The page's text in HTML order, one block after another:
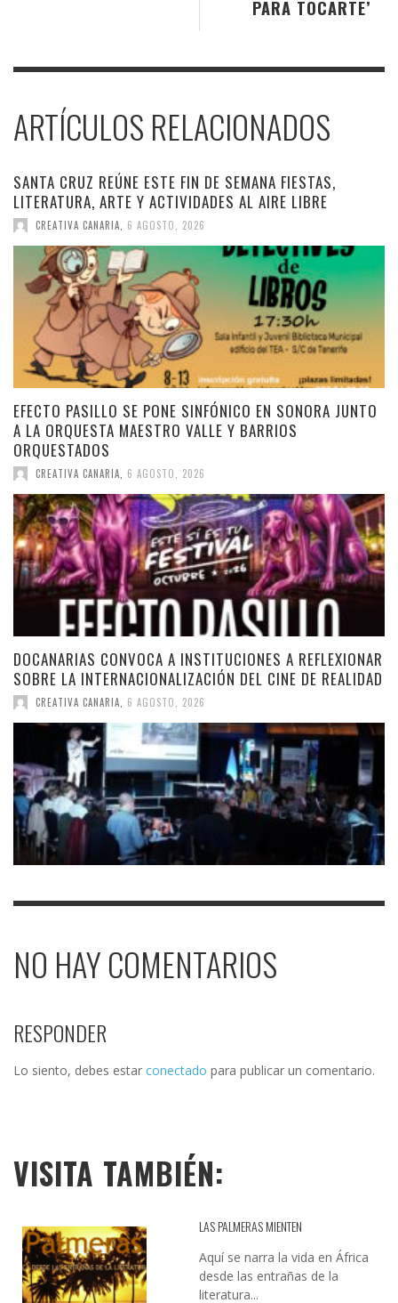
PARA TOCARTE’
ARTÍCULOS RELACIONADOS
SANTA CRUZ REÚNE ESTE FIN DE SEMANA FIESTAS,
LITERATURA, ARTE Y ACTIVIDADES AL AIRE LIBRE
CREATIVA CANARIA 6 AGOSTO, 2026
EFECTO PASILLO SE PONE SINFÓNICO EN SONORA JUNTO
A LA ORQUESTA MAESTRO VALLE Y BARRIOS
ORQUESTADOS
CREATIVA CANARIA 6 AGOSTO, 2026
DOCANARIAS CONVOCA A INSTITUCIONES A REFLEXIONAR
SOBRE LA INTERNACIONALIZACIÓN DEL CINE DE REALIDAD
CREATIVA CANARIA 6 AGOSTO, 2026
NO HAY COMENTARIOS
RESPONDER
Lo siento, debes estar conectado para publicar un comentario.
VISITA TAMBIÉN:
LAS PALMERAS MIENTEN
Aquí se narra la vida en África
desde las entrañas de la
literatura...